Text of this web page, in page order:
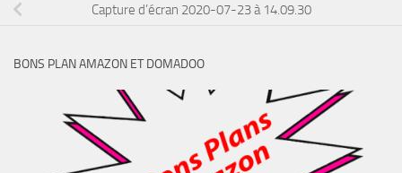
Capture d’écran 2020-07-23 à 14.09.30
BONS PLAN AMAZON ET DOMADOO